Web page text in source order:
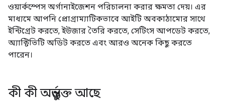
ওয়ার্কস্পেস অর্গানাইজেশন পরিচালনা করার ক্ষমতা দেয়। এর
মাধ্যমে আপনি প্রোগ্রাম্যাটিকভাবে আইটি অবকাঠামোর সাথে
ইন্টিগ্রেট করতে, ইউজার তৈরি করতে, সেটিংস আপডেট করতে,
অ্যাক্টিভিটি অডিট করতে এবং আরও অনেক কিছু করতে
পারেন।
কী কী অন্তর্ভুক্ত আছে